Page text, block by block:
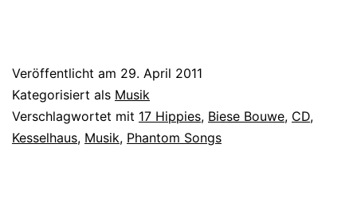
Veröffentlicht am 29. April 2011
Kategorisiert als Musik
Verschlagwortet mit 17 Hippies, Biese Bouwe, CD,
Kesselhaus, Musik, Phantom Songs